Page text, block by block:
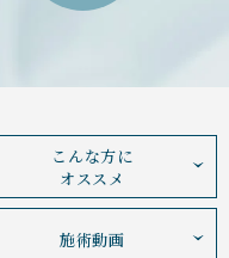
こんな方に
オススメ
施術動画